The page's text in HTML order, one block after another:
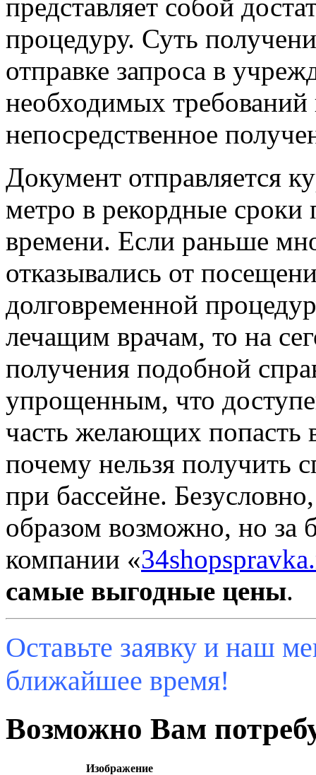
представляет собой
процедуру. Суть
отправке запроса в
необходимых
непосредственное
Документ отправляется
метро в рекордные сроки
времени. Если раньше
отказывались от
долговременной
лечащим врачам, то на
получения подобной
упрощенным, что
часть желающих попасть
почему нельзя получить
при бассейне.
образом возможно, но
компании «
самые выгодные цены.
Оставьте заявку и наш
ближайшее время!
Возможно Вам
Изображение